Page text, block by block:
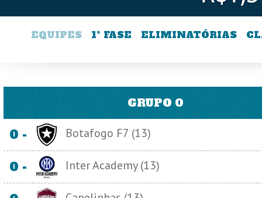
EQUIPES 1ª FASE ELIMINATÓRIAS
GRUPO 0
0 - Botafogo F7 (13)
0 - Inter Academy (13)